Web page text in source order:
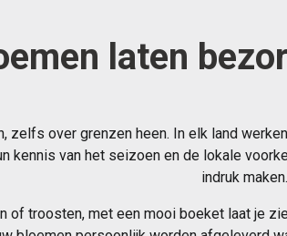
laten
zelfs over grenzen heen. In elk land
kennis van het seizoen en de lokale
indruk maken.
of troosten, met een mooi boeket laat je